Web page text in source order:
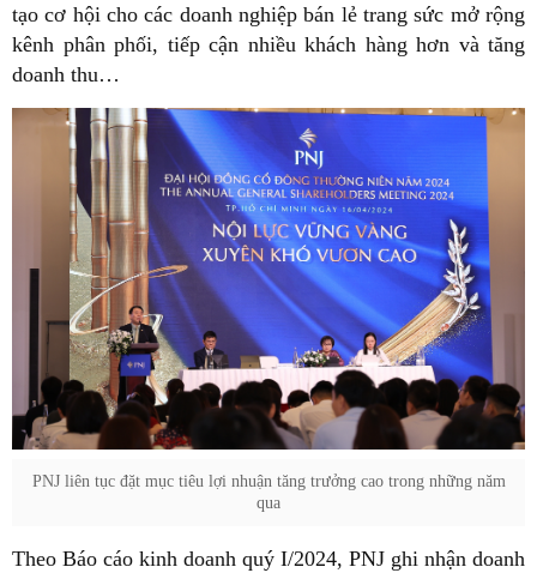
tạo cơ hội cho các doanh nghiệp bán lẻ trang sức mở rộng
kênh phân phối, tiếp cận nhiều khách hàng hơn và tăng
doanh thu…
PNJ liên tục đặt mục tiêu lợi nhuận tăng trưởng cao trong những năm
qua
Theo Báo cáo kinh doanh quý I/2024, PNJ ghi nhận doanh